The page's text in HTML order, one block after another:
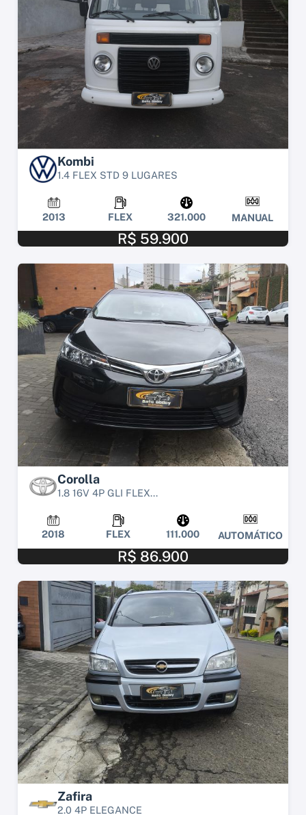
Kombi
1.4 FLEX STD 9 LUGARES
2013 FLEX 321.000 MANUAL
R$ 59.900
Corolla
1.8 16V 4P GLI FLEX...
2018 FLEX 111.000 AUTOMÁTICO
R$ 86.900
Zafira
2.0 4P ELEGANCE